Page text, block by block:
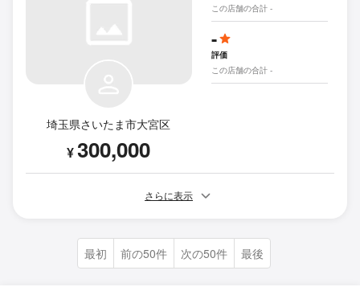
埼玉県さいたま市大宮区
¥300,000
この店舗の合計 -
-
評価
この店舗の合計 -
さらに表示
最初 前の50件 次の50件 最後